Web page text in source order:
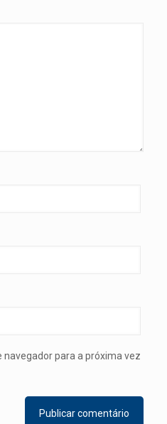
para a próxima vez